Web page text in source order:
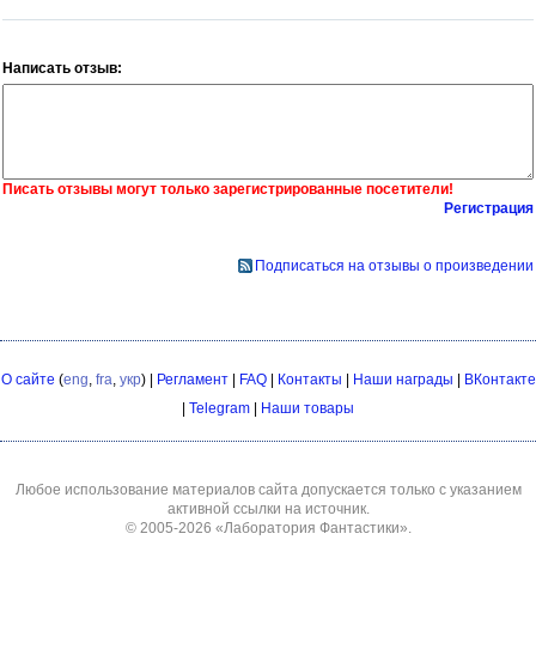
Написать отзыв:
Писать отзывы могут только зарегистрированные посетители!
Регистрация
Подписаться на отзывы о произведении
О сайте (eng fra укр) | Регламент| FAQ| Контакты | Наши награды | ВКонтакте
| Telegram | Наши товары
Любое использование материалов сайта допускается только с указанием
активной ссылки на источник.
© 2005-2026 «Лаборатория Фантастики»